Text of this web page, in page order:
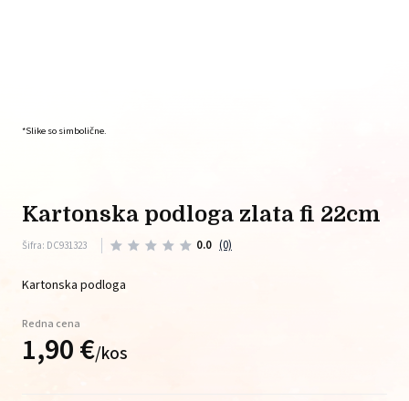
*Slike so simbolične.
kartonska podloga zlata fi 22cm
Šifra: DC931323 0.0 (0)
Kartonska podloga
Redna cena
1,90€/kos